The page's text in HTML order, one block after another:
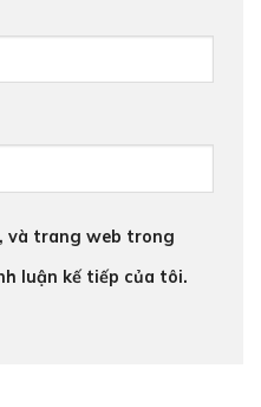
và trang web trong
luận kế tiếp của tôi.